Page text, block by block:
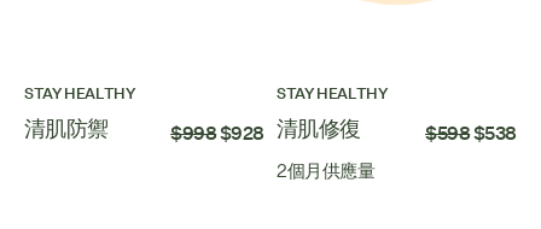
STAY HEALTHY
清肌防禦 $998$928
STAY HEALTHY
清肌修復 $598$538
2個月供應量